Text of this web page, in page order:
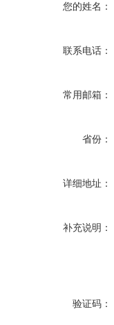
您的姓名：
联系电话：
常用邮箱：
省份：
详细地址：
补充说明：
验证码：